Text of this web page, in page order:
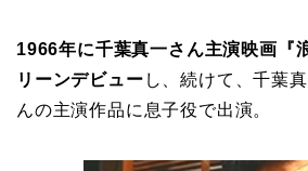
1966年に千葉真一さん主演映画 『
リーンデビュー し、続けて、千葉
んの主演作品に息子役で出演。